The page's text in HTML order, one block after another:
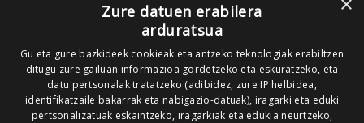
Zure datuen erabilera
arduratsua
Gu eta gure bazkideek cookieak eta antzeko teknologiak erabiltzen
ditugu zure gailuan informazioa gordetzeko eta eskuratzeko, eta
datu pertsonalak tratatzeko (adibidez, zure IP helbidea,
identifikatzaile bakarrak eta nabigazio-datuak), iragarki eta eduki
pertsonalizatuak eskaintzeko, iragarkiak eta edukia neurtzeko,